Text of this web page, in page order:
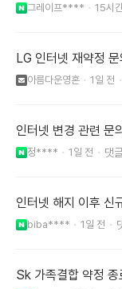
그레이프**** 15시
LG 인터넷 재약정 문
아름다운영혼 1일 전
인터넷 변경 관련 문의
정**** 1일 전
인터넷 해지 이후 신
biba**** 1일 전
Sk 가족결합 약정 종